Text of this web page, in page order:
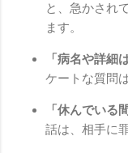
と、急かされ
ます。
「病名や詳細
ケートな質問
「休んでいる
話は、相手に